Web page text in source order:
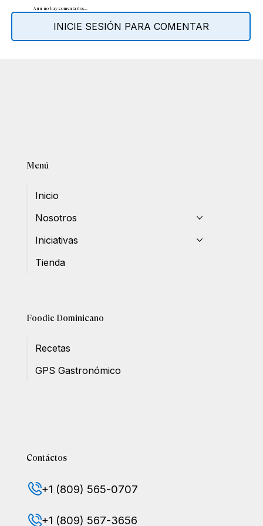
Aún no hay comentarios...
INICIE SESIÓN PARA COMENTAR
Menú
Inicio
Nosotros
Iniciativas
Tienda
Foodie Dominicano
Recetas
GPS Gastronómico
Contáctos
+1 (809) 565-0707
+1 (809) 567-3656